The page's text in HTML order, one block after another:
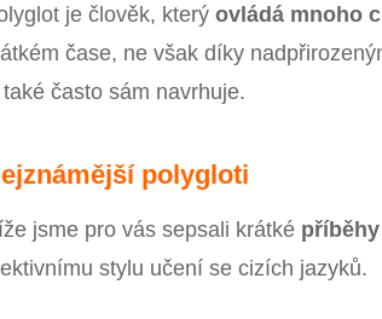
je člověk, kterýovládá mnoho
čase, ne však díky
často sám navrhuje.
polygloti
jsme pro vás sepsali krátké
stylu učení se cizích jazyků.